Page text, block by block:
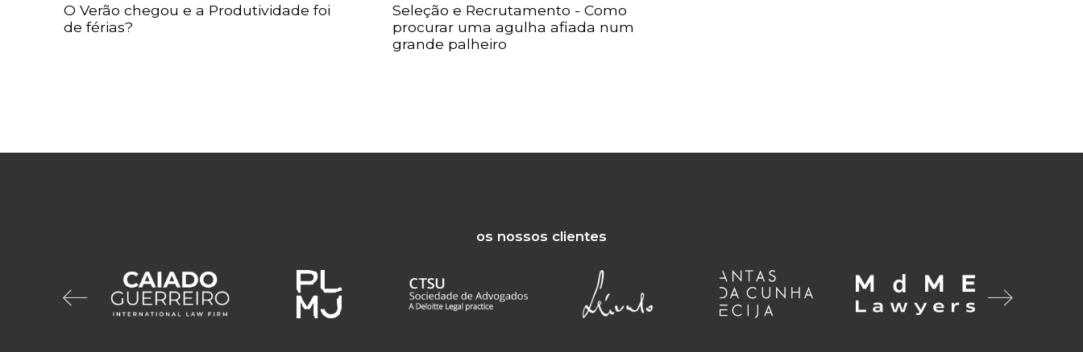
O Verão chegou e a Produtividade foi
de férias?
Seleção e Recrutamento - Como
procurar uma agulha afiada num
grande palheiro
os nossos clientes